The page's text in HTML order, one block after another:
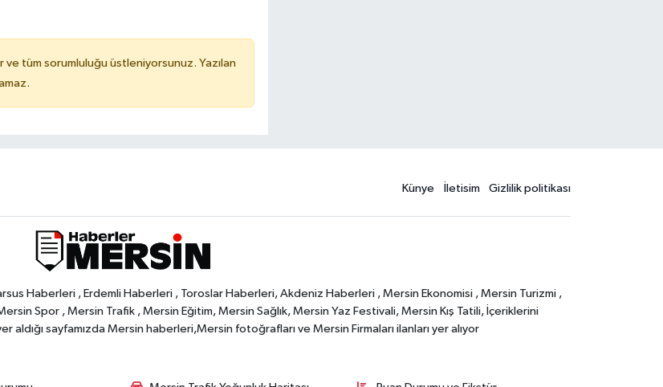
ve tüm sorumluluğu üstleniyorsunuz. Yazılan
Künye İletisim Gizlilik politikası
Haberleri , Erdemli Haberleri , Toroslar Haberleri, Akdeniz Haberleri , Mersin Ekonomisi , Mersin Turizmi ,
Spor , Mersin Trafik , Mersin Eğitim, Mersin Sağlık, Mersin Yaz Festivali, Mersin Kış Tatili, İçeriklerini
aldığı sayfamızda Mersin haberleri,Mersin fotoğrafları ve Mersin Firmaları ilanları yer alıyor